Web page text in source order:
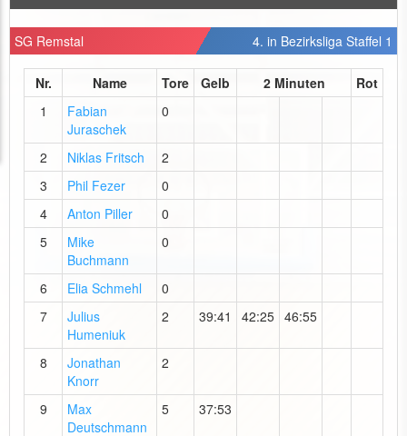
SG Remstal 4. in Bezirksliga Staffel 1
Nr. Name Tore Gelb 2 Minuten
Rot
1
Fabian
Juraschek
0
2 Niklas Fritsch
2
3
Phil Fezer
0
4
Anton Piller
0
5
Mike
Buchmann
0
6 Elia Schmehl
0
7
Julius
Humeniuk
2 39:41 42:25 46:55
8
Jonathan
Knorr
2
9
Max
Deutschmann
5 37:53